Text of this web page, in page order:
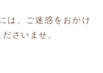
は、ご迷惑をおかけ
さいませ。